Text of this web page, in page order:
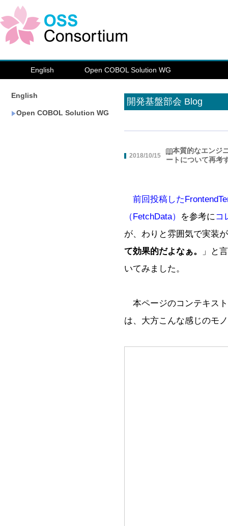
English Open COBOL Solution WG
English
Open COBOL Solution WG
開発基盤部会 Blog
2018/10/15
本質的なエンジ
ートについて再考
前回投稿した
（FetchData） を参考にコ
が、わりと雰囲気で実装
て効果的だよなぁ。
」と
いてみました。
本ページのコンテキス
は、大方こんな感じのモ